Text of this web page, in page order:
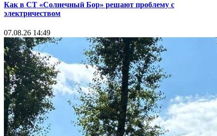
Как в СТ «Солнечный Бор» решают проблему с
электричеством
07.08.26 14:49